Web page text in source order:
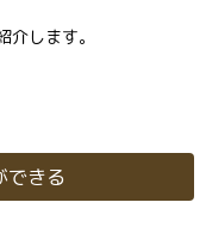
介します。
できる